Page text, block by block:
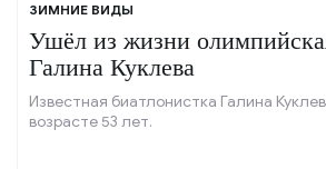
ЗИМНИЕ ВИДЫ
Ушёл из жизни
Галина Куклева
Известная биатлонистка Галина
возрасте 53 лет.